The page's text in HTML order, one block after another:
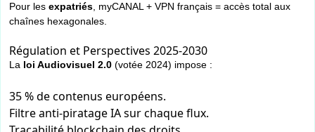
Pour les expatriés, myCANAL + VPN français = accès total aux
chaînes hexagonales.
Régulation et Perspectives 2025-2030
La loi Audiovisuel 2.0 (votée 2024) impose :
35 % de contenus européens.
Filtre anti-piratage IA sur chaque flux.